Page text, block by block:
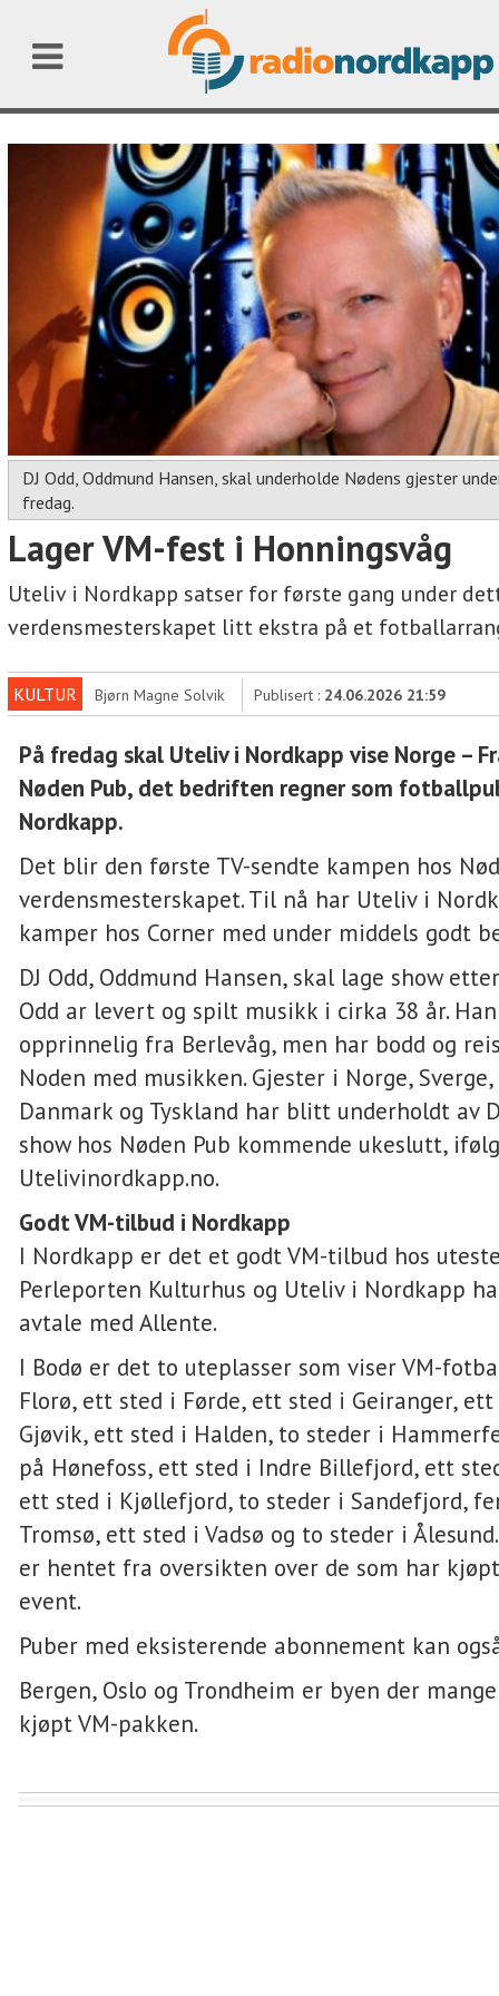
DJ Odd, Oddmund Hansen, skal underholde Nødens gjester
fredag.
Lager VM-fest i Honningsvåg
Uteliv i Nordkapp satser for første gang under
verdensmesterskapet litt ekstra på et
KULTUR Bjørn Magne Solvik Publisert : 24.06.2026 21:59
På fredag skal Uteliv i Nordkapp vise Norge –
Nøden Pub, det bedriften regner som
Nordkapp.
Det blir den første TV-sendte kampen hos
verdensmesterskapet. Til nå har Uteliv i
kamper hos Corner med under middels godt
DJ Odd, Oddmund Hansen, skal lage show
Odd ar levert og spilt musikk i cirka 38 år.
opprinnelig fra Berlevåg, men har bodd og
Noden med musikken. Gjester i Norge,
Danmark og Tyskland har blitt underholdt av
show hos Nøden Pub kommende ukeslutt,
Utelivinordkapp.no.
Godt VM-tilbud i Nordkapp
I Nordkapp er det et godt VM-tilbud hos
Perleporten Kulturhus og Uteliv i Nordkapp
avtale med Allente.
I Bodø er det to uteplasser som viser VM-
Florø, ett sted i Førde, ett sted i Geiranger,
Gjøvik, ett sted i Halden, to steder i
på Hønefoss, ett sted i Indre Billefjord, ett
ett sted i Kjøllefjord, to steder i Sandefjord,
Tromsø, ett sted i Vadsø og to steder i
er hentet fra oversikten over de som har
event.
Puber med eksisterende abonnement kan
Bergen, Oslo og Trondheim er byen der
kjøpt VM-pakken.